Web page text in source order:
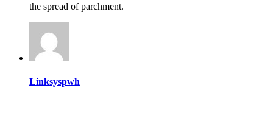
the spread of parchment.
Linksyspwh